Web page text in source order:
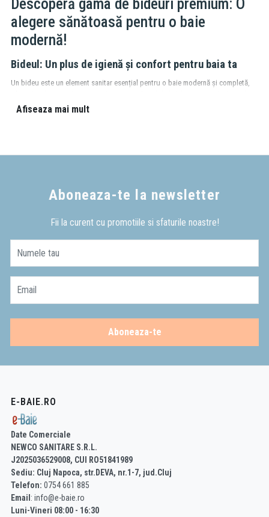
Descoperă gama de bideuri premium: O
alegere sănătoasă pentru o baie
modernă!
Bideul: Un plus de igienă și confort pentru baia ta
Un bideu este un element sanitar esențial pentru o baie modernă și completă,
gama noastră de bideuri premium,
Avantaje:Instalare simplă,cost accesibil,suport robust,varietate de modele.
Bideu suspendat:
Design modern și elegant,ușor de curățat sub bideu,economisește
Vezi aici bideurile suspendate din oferta E-Baie!
Accesorii esențiale pentru bideu:
Necesară doar pentru bideurile suspendate.
Ventile:Asigură controlul precis al fluxului de apă.
Sifoane bideu:
Investește în confortul și igiena ta cu un
bideu premium!
Afiseaza mai mult
Aboneaza-te la newsletter
Fii la curent cu promotiile si sfaturile noastre!
Numele tau
Email
Aboneaza-te
E-BAIE.RO
Date Comerciale
NEWCO SANITARE S.R.L.
J2025036529008, CUI RO51841989
Sediu: Cluj Napoca, str.DEVA, nr.1-7, jud.Cluj
Telefon: 0754 661 885
Email : info@e-baie.ro
Luni-Vineri 08:00 - 16:30